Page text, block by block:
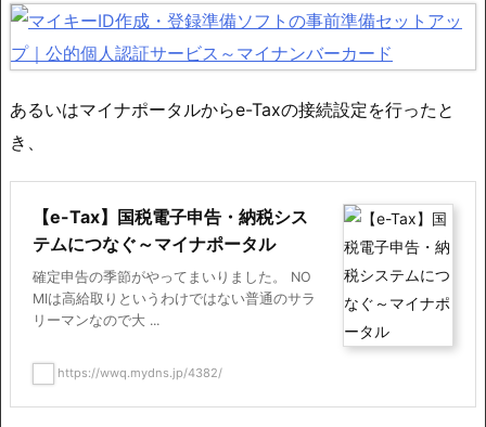
あるいはマイナポータルからe-Taxの接続設定を行ったと
き、
【e-Tax】国税電子申告・納税シス
テムにつなぐ～マイナポータル
確定申告の季節がやってまいりました。 NO
MIは高給取りというわけではない普通のサラ
リーマンなので大 ...
https://wwq.mydns.jp/4382/